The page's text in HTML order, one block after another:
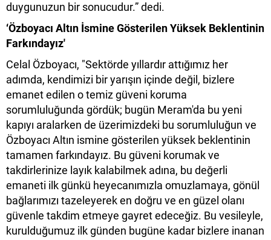
duygunuzun bir sonucudur.” dedi.
‘Özboyacı Altın İsmine Gösterilen Yüksek Beklentinin
Farkındayız'
Celal Özboyacı, "Sektörde yıllardır attığımız her
adımda, kendimizi bir yarışın içinde değil, bizlere
emanet edilen o temiz güveni koruma
sorumluluğunda gördük; bugün Meram'da bu yeni
kapıyı aralarken de üzerimizdeki bu sorumluluğun ve
Özboyacı Altın ismine gösterilen yüksek beklentinin
tamamen farkındayız. Bu güveni korumak ve
takdirlerinize layık kalabilmek adına, bu değerli
emaneti ilk günkü heyecanımızla omuzlamaya, gönül
bağlarımızı tazeleyerek en doğru ve en güzel olanı
güvenle takdim etmeye gayret edeceğiz. Bu vesileyle,
kurulduğumuz ilk günden bugüne kadar bizlere inanan